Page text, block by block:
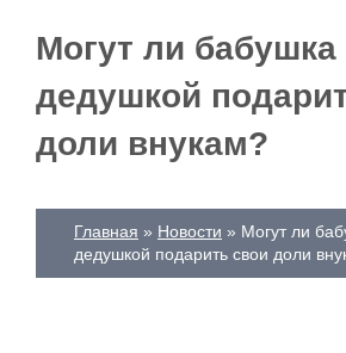
Могут ли бабушка
дедушкой
доли внукам?
Главная Новости
Могут ли
дедушкой подарить свои доли